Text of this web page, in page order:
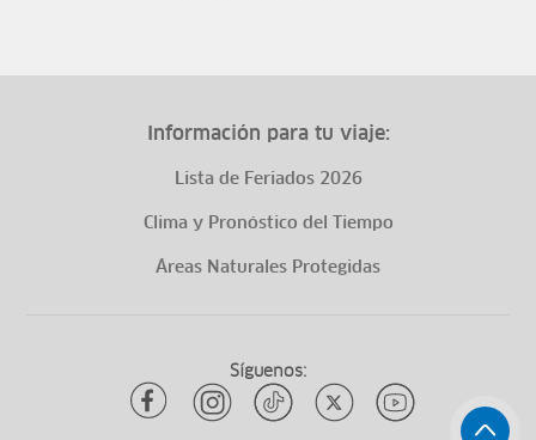
Información para tu viaje:
Lista de Feriados 2026
Clima y Pronóstico del Tiempo
Áreas Naturales Protegidas
Síguenos: